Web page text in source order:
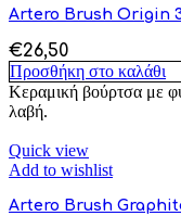
Artero Brush Origin
€26,50
Προσθήκη στο καλάθι
Κεραμική βούρτσα με
λαβή.
Quick view
Add to wishlist
Artero Brush